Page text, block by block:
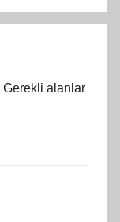
Gerekli alanlar